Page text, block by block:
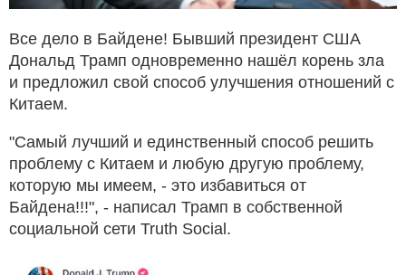
Все дело в Байдене! Бывший президент США
Дональд Трамп одновременно нашёл корень зла
и предложил свой способ улучшения отношений с
Китаем.
"Самый лучший и единственный способ решить
проблему с Китаем и любую другую проблему,
которую мы имеем, - это избавиться от
Байдена!!!", - написал Трамп в собственной
социальной сети Truth Social.